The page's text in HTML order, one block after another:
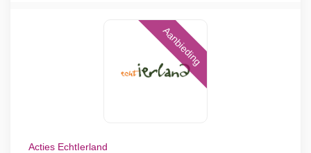
Aanbieding
Acties EchtIerland